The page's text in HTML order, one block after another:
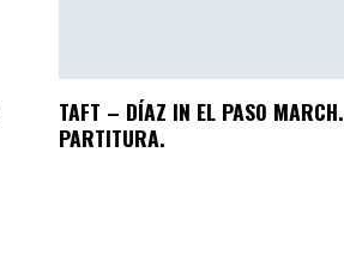
TAFT – DÍAZ IN EL PASO MARCH.
PARTITURA.